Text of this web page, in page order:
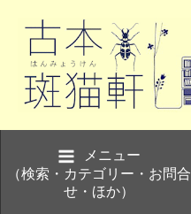
メニュー
（検索・カテゴリー・お問合
せ・ほか）